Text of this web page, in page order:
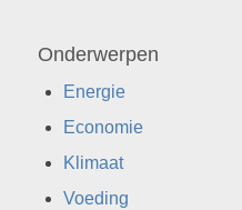
Onderwerpen
Energie
Economie
Klimaat
Voeding